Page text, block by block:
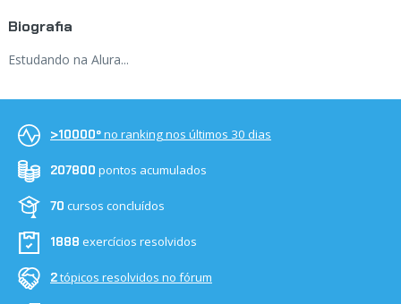
Biografia
Estudando na Alura...
>10000ºno ranking nos últimos 30 dias
207800 pontos acumulados
70 cursos concluídos
1888 exercícios resolvidos
2tópicos resolvidos no fórum